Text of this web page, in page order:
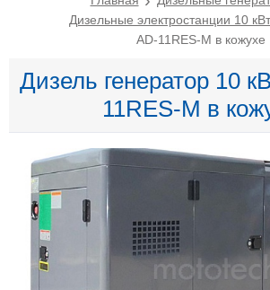
Дизельные электростанции 10 кВт
AD-11RES-M в кожухе
Дизель генератор 10
11RES-M в